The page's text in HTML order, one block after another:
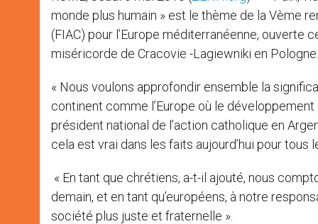
monde plus humain » est le thème de la Vème
(FIAC) pour l’Europe méditerranéenne, ouverte
miséricorde de Cracovie -Lagiewniki en Pologne.
« Nous voulons approfondir ensemble la
continent comme l’Europe où le
président national de l’action catholique en
cela est vrai dans les faits aujourd’hui pour tous
« En tant que chrétiens, a-t-il ajouté, nous
demain, et en tant qu’européens, à notre
société plus juste et fraternelle ».